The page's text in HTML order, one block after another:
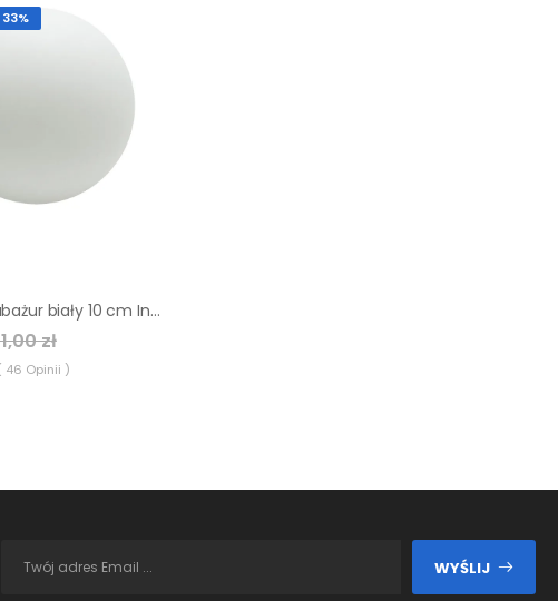
Zapasowy abażur biały 10 cm Inspire
zł
46 Opinii )
WYŚLIJ